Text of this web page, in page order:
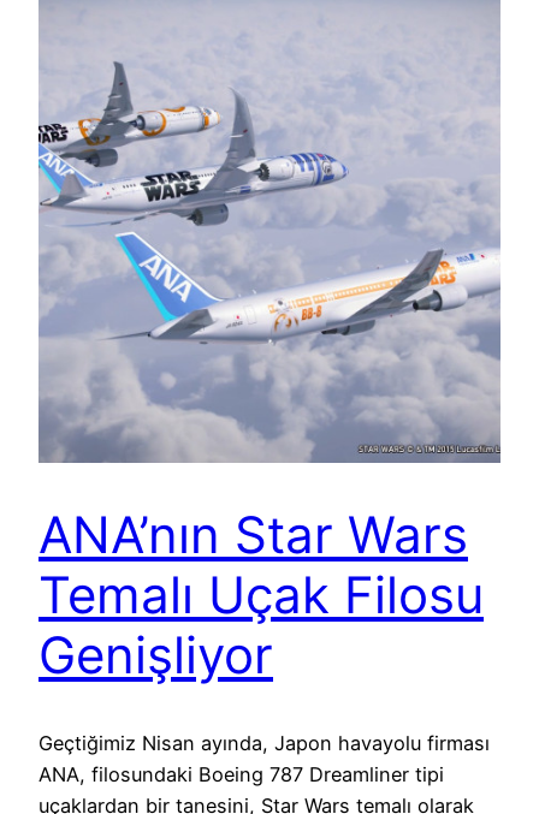
ANA’nın Star Wars
Temalı Uçak Filosu
Genişliyor
Geçtiğimiz Nisan ayında, Japon havayolu firması
ANA, filosundaki Boeing 787 Dreamliner tipi
uçaklardan bir tanesini, Star Wars temalı olarak